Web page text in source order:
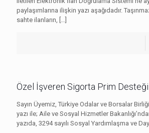
paylaşımlarına ilişkin yazı aşağıdadır.
sahte ilanların, […]
Özel İşveren Sigorta Prim Desteği
Sayın Üyemiz, Türkiye Odalar ve Borsalar
yazı ile; Aile ve Sosyal Hizmetler
yazıda, 3294 sayılı Sosyal Yardımlaşma ve